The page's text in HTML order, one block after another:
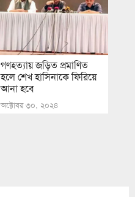
গণহত্যায় জড়িত প্রমাণিত
হলে শেখ হাসিনাকে ফিরিয়ে
আনা হবে
অক্টোবর ৩০, ২০২৪